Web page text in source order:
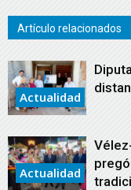
Artículo relacionados
Actualidad
Actualidad